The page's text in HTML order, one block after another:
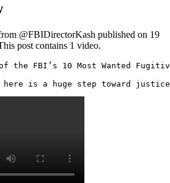
@FBIDirectorKash published on 19
post contains 1 video.
of the FBI’s 10 Most Wanted
here is a huge step toward